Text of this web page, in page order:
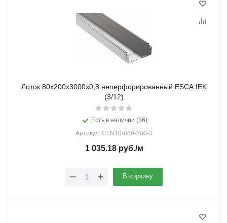
Лоток 80х200х3000х0,8 неперфорированный ESCA IEK
(3/12)
Есть в наличии (36)
Артикул: CLN10-080-200-3
1 035.18руб./м
В корзину